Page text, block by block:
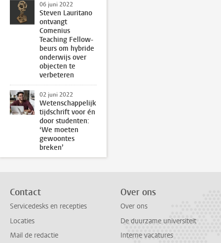
06 juni 2022
Steven Lauritano
ontvangt
Comenius
Teaching Fellow-
beurs om hybride
onderwijs over
objecten te
verbeteren
02 juni 2022
Wetenschappelijk
tijdschrift voor én
door studenten:
‘We moeten
gewoontes
breken’
Contact
Servicedesks en recepties
Locaties
Mail de redactie
Over ons
Over ons
De duurzame universiteit
Interne vacatures